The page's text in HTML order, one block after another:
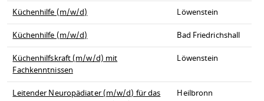
Küchenhilfe (m/w/d)
Löwenstein
Küchenhilfe (m/w/d)
Bad Friedrichshall
Küchenhilfskraft (m/w/d) mit
Fachkenntnissen
Löwenstein
Leitender Neuropädiater (m/w/d) für das
Heilbronn